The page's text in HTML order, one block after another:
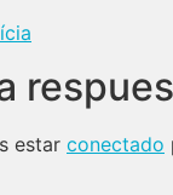
estar conectado